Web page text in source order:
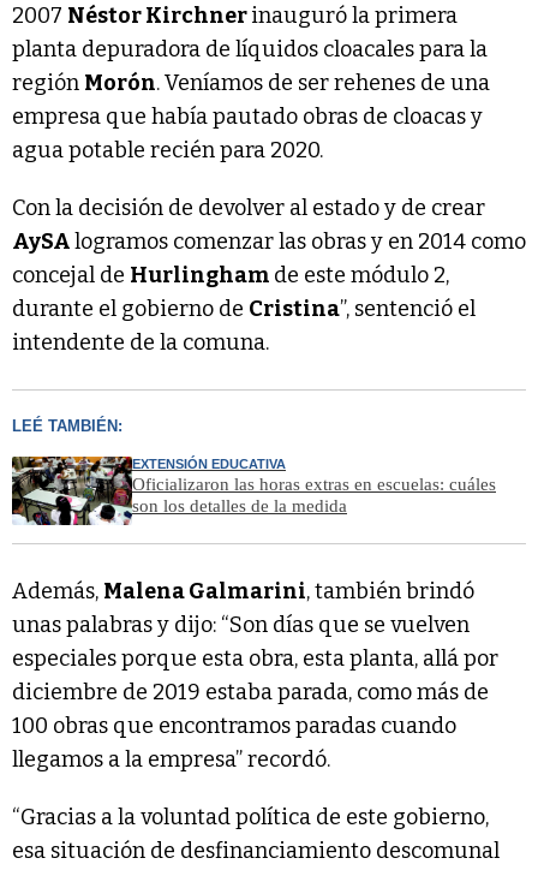
2007 Néstor Kirchnerinauguró la primera
planta depuradora de líquidos cloacales para la
región Morón. Veníamos de ser rehenes de una
empresa que había pautado obras de cloacas y
agua potable recién para 2020.
Con la decisión de devolver al estado y de crear
AySAlogramos comenzar las obras y en 2014 como
concejal de Hurlingham de este módulo 2,
durante el gobierno de Cristina”, sentenció el
intendente de la comuna.
LEÉ TAMBIÉN:
EXTENSIÓN EDUCATIVA
Oficializaron las horas extras en escuelas: cuáles
son los detalles de la medida
Además, Malena Galmarini, también brindó
unas palabras y dijo: “Son días que se vuelven
especiales porque esta obra, esta planta, allá por
diciembre de 2019 estaba parada, como más de
100 obras que encontramos paradas cuando
llegamos a la empresa” recordó.
“Gracias a la voluntad política de este gobierno,
esa situación de desfinanciamiento descomunal